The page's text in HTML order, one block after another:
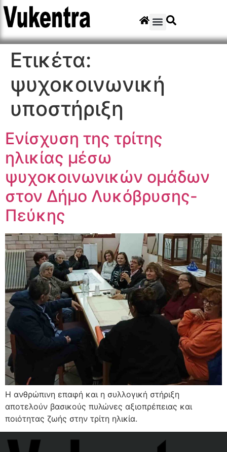
Ετικέτα:
ψυχοκοινωνική
υποστήριξη
Ενίσχυση της τρίτης
ηλικίας μέσω
ψυχοκοινωνικών ομάδων
στον Δήμο Λυκόβρυσης-
Πεύκης
Η ανθρώπινη επαφή και η συλλογική στήριξη
αποτελούν βασικούς πυλώνες αξιοπρέπειας και
ποιότητας ζωής στην τρίτη ηλικία.